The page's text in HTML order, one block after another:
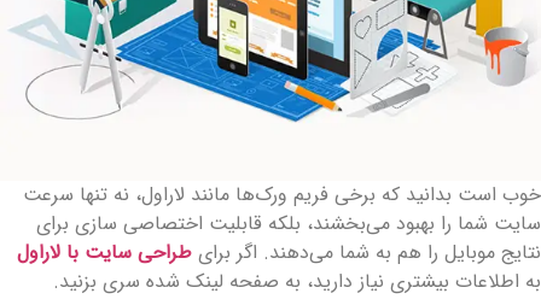
خوب است بدانید که برخی فریم ورک‌ها مانند لاراول، نه تنها سرعت
سایت شما را بهبود می‌بخشند، بلکه قابلیت اختصاصی سازی برای
نتایج موبایل را هم به شما می‌دهند. اگر برای طراحی سایت با لاراول
به اطلاعات بیشتری نیاز دارید، به صفحه لینک شده سری بزنید.